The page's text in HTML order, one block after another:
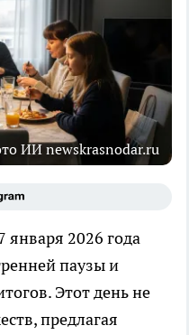
ИИ newskrasnodar.ru
января 2026 года
паузы и
Этот день не
предлагая